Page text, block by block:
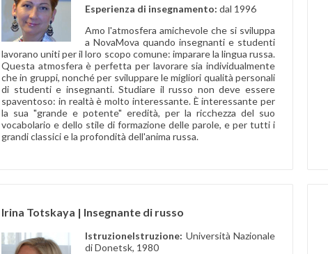
Esperienza di insegnamento: dal 1996
Amo l'atmosfera amichevole che si sviluppa
a NovaMova quando insegnanti e studenti
lavorano uniti per il loro scopo comune: imparare la lingua russa.
Questa atmosfera è perfetta per lavorare sia individualmente
che in gruppi, nonché per sviluppare le migliori qualità personali
di studenti e insegnanti. Studiare il russo non deve essere
spaventoso: in realtà è molto interessante. È interessante per
la sua "grande e potente" eredità, per la ricchezza del suo
vocabolario e dello stile di formazione delle parole, e per tutti i
grandi classici e la profondità dell'anima russa.
Irina Totskaya | Insegnante di russo
IstruzioneIstruzione: Università Nazionale
di Donetsk, 1980